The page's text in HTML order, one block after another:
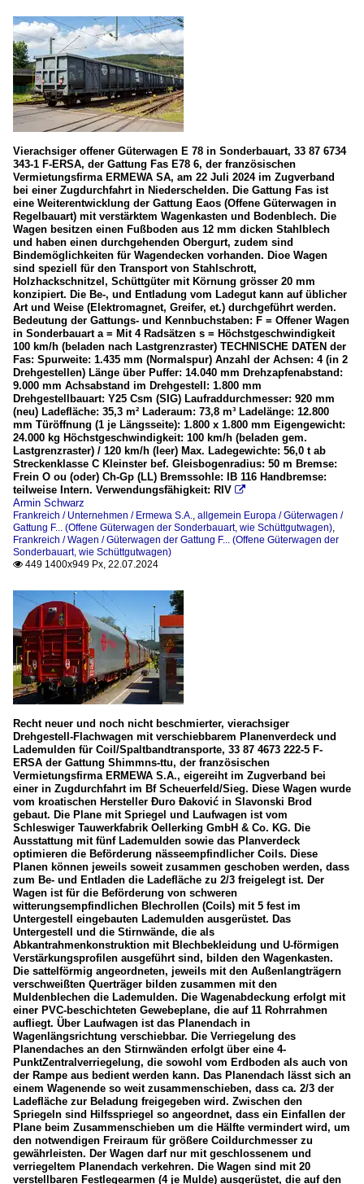
Vierachsiger offener Güterwagen E 78 in Sonderbauart, 33 87 6734
343-1 F-ERSA, der Gattung Fas E78 6, der französischen
Vermietungsfirma ERMEWA SA, am 22 Juli 2024 im Zugverband
bei einer Zugdurchfahrt in Niederschelden. Die Gattung Fas ist
eine Weiterentwicklung der Gattung Eaos (Offene Güterwagen in
Regelbauart) mit verstärktem Wagenkasten und Bodenblech. Die
Wagen besitzen einen Fußboden aus 12 mm dicken Stahlblech
und haben einen durchgehenden Obergurt, zudem sind
Bindemöglichkeiten für Wagendecken vorhanden. Dioe Wagen
sind speziell für den Transport von Stahlschrott,
Holzhackschnitzel, Schüttgüter mit Körnung grösser 20 mm
konzipiert. Die Be-, und Entladung vom Ladegut kann auf üblicher
Art und Weise (Elektromagnet, Greifer, et.) durchgeführt werden.
Bedeutung der Gattungs- und Kennbuchstaben: F = Offener Wagen
in Sonderbauart a = Mit 4 Radsätzen s = Höchstgeschwindigkeit
100 km/h (beladen nach Lastgrenzraster) TECHNISCHE DATEN der
Fas: Spurweite: 1.435 mm (Normalspur) Anzahl der Achsen: 4 (in 2
Drehgestellen) Länge über Puffer: 14.040 mm Drehzapfenabstand:
9.000 mm Achsabstand im Drehgestell: 1.800 mm
Drehgestellbauart: Y25 Csm (SIG) Laufraddurchmesser: 920 mm
(neu) Ladefläche: 35,3 m² Laderaum: 73,8 m³ Ladelänge: 12.800
mm Türöffnung (1 je Längsseite): 1.800 x 1.800 mm Eigengewicht:
24.000 kg Höchstgeschwindigkeit: 100 km/h (beladen gem.
Lastgrenzraster) / 120 km/h (leer) Max. Ladegewichte: 56,0 t ab
Streckenklasse C Kleinster bef. Gleisbogenradius: 50 m Bremse:
Frein O ou (oder) Ch-Gp (LL) Bremssohle: IB 116 Handbremse:
teilweise Intern. Verwendungsfähigkeit: RIV 
Armin Schwarz
Frankreich / Unternehmen / Ermewa S.A., allgemein Europa / Güterwagen /
Gattung F... (Offene Güterwagen der Sonderbauart, wie Schüttgutwagen),
Frankreich / Wagen / Güterwagen der Gattung F... (Offene Güterwagen der
Sonderbauart, wie Schüttgutwagen)
 449 1400x949 Px, 22.07.2024
Recht neuer und noch nicht beschmierter, vierachsiger
Drehgestell-Flachwagen mit verschiebbarem Planenverdeck und
Lademulden für Coil/Spaltbandtransporte, 33 87 4673 222-5 F-
ERSA der Gattung Shimmns-ttu, der französischen
Vermietungsfirma ERMEWA S.A., eigereiht im Zugverband bei
einer in Zugdurchfahrt im Bf Scheuerfeld/Sieg. Diese Wagen wurde
vom kroatischen Hersteller Đuro Đaković in Slavonski Brod
gebaut. Die Plane mit Spriegel und Laufwagen ist vom
Schleswiger Tauwerkfabrik Oellerking GmbH & Co. KG. Die
Ausstattung mit fünf Lademulden sowie das Planverdeck
optimieren die Beförderung nässeempfindlicher Coils. Diese
Planen können jeweils soweit zusammen geschoben werden, dass
zum Be- und Entladen die Ladefläche zu 2/3 freigelegt ist. Der
Wagen ist für die Beförderung von schweren
witterungsempfindlichen Blechrollen (Coils) mit 5 fest im
Untergestell eingebauten Lademulden ausgerüstet. Das
Untergestell und die Stirnwände, die als
Abkantrahmenkonstruktion mit Blechbekleidung und U-förmigen
Verstärkungsprofilen ausgeführt sind, bilden den Wagenkasten.
Die sattelförmig angeordneten, jeweils mit den Außenlangträgern
verschweißten Querträger bilden zusammen mit den
Muldenblechen die Lademulden. Die Wagenabdeckung erfolgt mit
einer PVC-beschichteten Gewebeplane, die auf 11 Rohrrahmen
aufliegt. Über Laufwagen ist das Planendach in
Wagenlängsrichtung verschiebbar. Die Verriegelung des
Planendaches an den Stirnwänden erfolgt über eine 4-
PunktZentralverriegelung, die sowohl vom Erdboden als auch von
der Rampe aus bedient werden kann. Das Planendach lässt sich an
einem Wagenende so weit zusammenschieben, dass ca. 2/3 der
Ladefläche zur Beladung freigegeben wird. Zwischen den
Spriegeln sind Hilfsspriegel so angeordnet, dass ein Einfallen der
Plane beim Zusammenschieben um die Hälfte vermindert wird, um
den notwendigen Freiraum für größere Coildurchmesser zu
gewährleisten. Der Wagen darf nur mit geschlossenem und
verriegeltem Planendach verkehren. Die Wagen sind mit 20
verstellbaren Festlegearmen (4 je Mulde) ausgerüstet, die auf den